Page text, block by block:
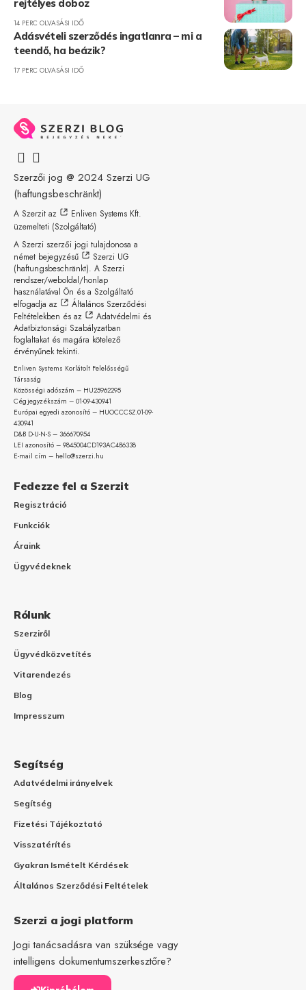
rejtélyes doboz
14 PERC OLVASÁSI IDŐ
Adásvételi szerződés ingatlanra – mi a
teendő, ha beázik?
17 PERC OLVASÁSI IDŐ
Szerzői jog @ 2024 Szerzi UG
(haftungsbeschränkt)
A Szerzit az
Enliven Systems Kft.
üzemelteti (Szolgáltató)
A Szerzi szerzői jogi tulajdonosa a
német bejegyzésű
Szerzi UG
(haftungsbeschränkt). A Szerzi
rendszer/weboldal/honlap
használatával Ön és a Szolgáltató
elfogadja az
Általános Szerződési
Feltételekben és az
Adatvédelmi és
Adatbiztonsági Szabályzatban
foglaltakat és magára kötelező
érvényűnek tekinti.
Enliven Systems Korlátolt Felelősségű
Társaság
Közösségi adószám – HU25962295
Cégjegyzékszám – 01-09-430941
Európai egyedi azonosító – HUOCCCSZ.01-09-
430941
D&B D-U-N-S – 366670954
LEI azonosító – 9845004CD193AC4B6338
E-mail cím – hello@szerzi.hu
Fedezze fel a Szerzit
Regisztráció
Funkciók
Áraink
Ügyvédeknek
Rólunk
Szerziről
Ügyvédközvetítés
Vitarendezés
Blog
Impresszum
Segítség
Adatvédelmi irányelvek
Segítség
Fizetési Tájékoztató
Visszatérítés
Gyakran Ismételt Kérdések
Általános Szerződési Feltételek
Szerzi a jogi platform
Jogi tanácsadásra van szüksége vagy
intelligens dokumentumszerkesztőre?